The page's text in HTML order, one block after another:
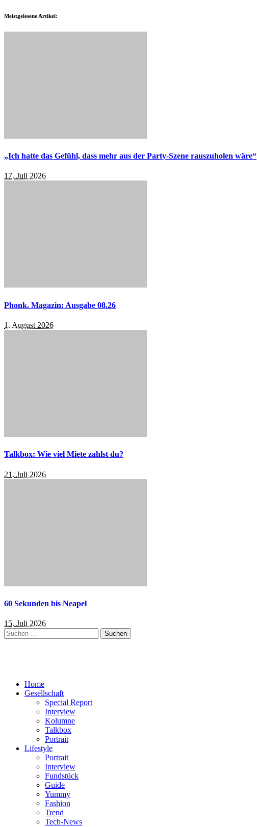
Meistgelesene Artikel:
„Ich hatte das Gefühl, dass mehr aus der Party-Szene rauszuholen wäre“
17. Juli 2026
Phonk. Magazin: Ausgabe 08.26
1. August 2026
Talkbox: Wie viel Miete zahlst du?
21. Juli 2026
60 Sekunden bis Neapel
15. Juli 2026
Suchen
nach:
Home
Gesellschaft
Special Report
Interview
Kolumne
Talkbox
Portrait
Lifestyle
Portrait
Interview
Fundstück
Guide
Yummy
Fashion
Trend
Tech-News